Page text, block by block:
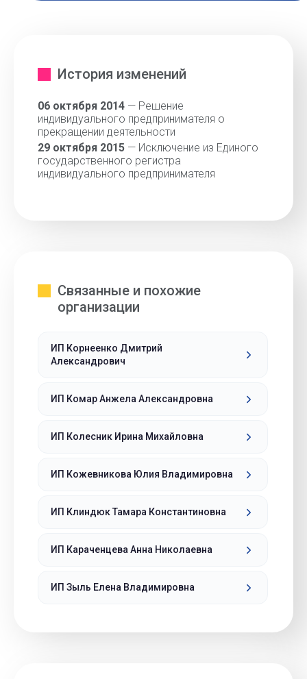
История изменений
06 октября 2014 — Решение
индивидуального предпринимателя о
прекращении деятельности
29 октября 2015 — Исключение из Единого
государственного регистра
индивидуального предпринимателя
Связанные и похожие
организации
ИП Корнеенко Дмитрий
Александрович
ИП Комар Анжела Александровна
ИП Колесник Ирина Михайловна
ИП Кожевникова Юлия Владимировна
ИП Клиндюк Тамара Константиновна
ИП Караченцева Анна Николаевна
ИП Зыль Елена Владимировна